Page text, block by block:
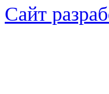
Сайт